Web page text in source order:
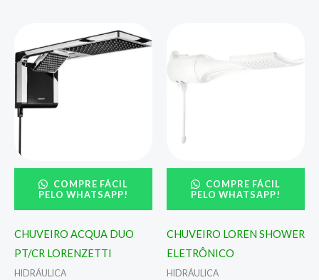
COMPRE FÁCIL
PELO WHATSAPP!
CHUVEIRO ACQUA DUO
PT/CR LORENZETTI
HIDRÁULICA
COMPRE FÁCIL
PELO WHATSAPP!
CHUVEIRO LOREN SHOWER
ELETRÔNICO
HIDRÁULICA